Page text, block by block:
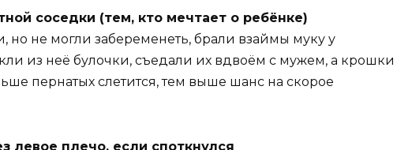
соседки (тем, кто мечтает о ребёнке)
но не могли забеременеть, брали взаймы муку у
из неё булочки, съедали их вдвоём с мужем, а крошки
пернатых слетится, тем выше шанс на скорое
левое плечо, если споткнулся